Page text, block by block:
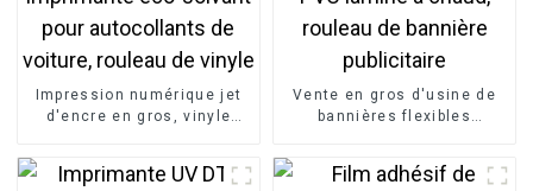
Impression numérique jet
d'encre en gros, vinyle
pour autocollants de
Vente en gros d'usine de
bannières flexibles
rouleau de bannière